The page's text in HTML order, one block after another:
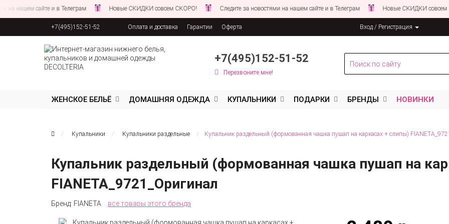
сайте и в Телеграм Новые СКИДКИ совсем СКОРО! Следите за новостями на нашем сайте и в Телеграм Новые СКИДКИ совсем
+7(495)152-51-52 Оплата и доставка Гарантии Оферта
Соглашение об обработке персональных данных
Вход / Регистрация
+7(495)152-51-52
Перезвоните мне!
ЖЕНСКОЕ БЕЛЬЁ ДОМАШНЯЯ ОДЕЖДА КУПАЛЬНИКИ ПОДАРКИ БРЕНДЫ НОВИНКИ
Купальники Купальники раздельные Купальник раздельный (формованная чашка пушап на каркасах + слипы)
Купальник раздельный (формованная чашка пушап на
FIANETA_9721_Оригинал
Бренд: FIANETA все товары этого бренда